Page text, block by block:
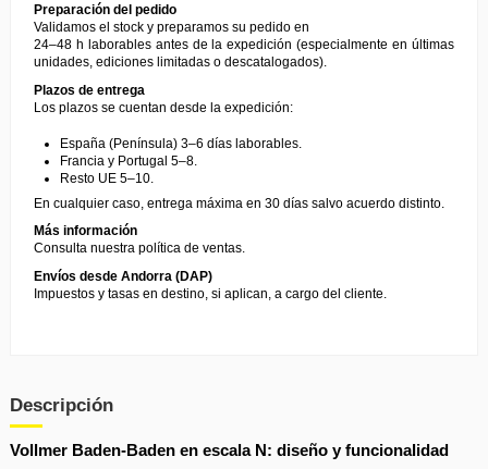
Preparación del pedido
Validamos el stock y preparamos su pedido en
24–48 h laborables antes de la expedición (especialmente en últimas
unidades, ediciones limitadas o descatalogados).
Plazos de entrega
Los plazos se cuentan desde la expedición:
España (Península) 3–6 días laborables.
Francia y Portugal 5–8.
Resto UE 5–10.
En cualquier caso, entrega máxima en 30 días salvo acuerdo distinto.
Más información
Consulta nuestra política de ventas.
Envíos desde Andorra (DAP)
Impuestos y tasas en destino, si aplican, a cargo del cliente.
Descripción
Vollmer Baden-Baden en escala N: diseño y funcionalidad